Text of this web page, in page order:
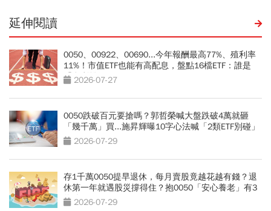
延伸閱讀
0050、00922、00690...今年報酬最高77%、殖利率
11%！市值ETF也能有高配息，盤點16檔ETF：誰是
「息利雙收王」？
2026-07-27
0050跌破百元要搶嗎？郭哲榮喊大盤跌破4萬就砸
「幾千萬」買...施昇輝曝10字心法喊「2類ETF別碰」
2026-07-29
存1千萬0050提早退休，每月賣股竟越花越有錢？退
休第一年就遇股災撐得住？抱0050「安心養老」有3
條件2026-07-29